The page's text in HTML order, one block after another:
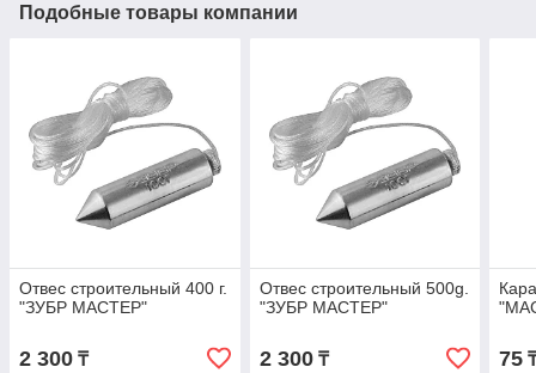
Подобные товары компании
Отвес строительный 400 г.
"ЗУБР МАСТЕР"
2 300 ₸
Отвес строительный 500g.
"ЗУБР МАСТЕР"
2 300₸ 75